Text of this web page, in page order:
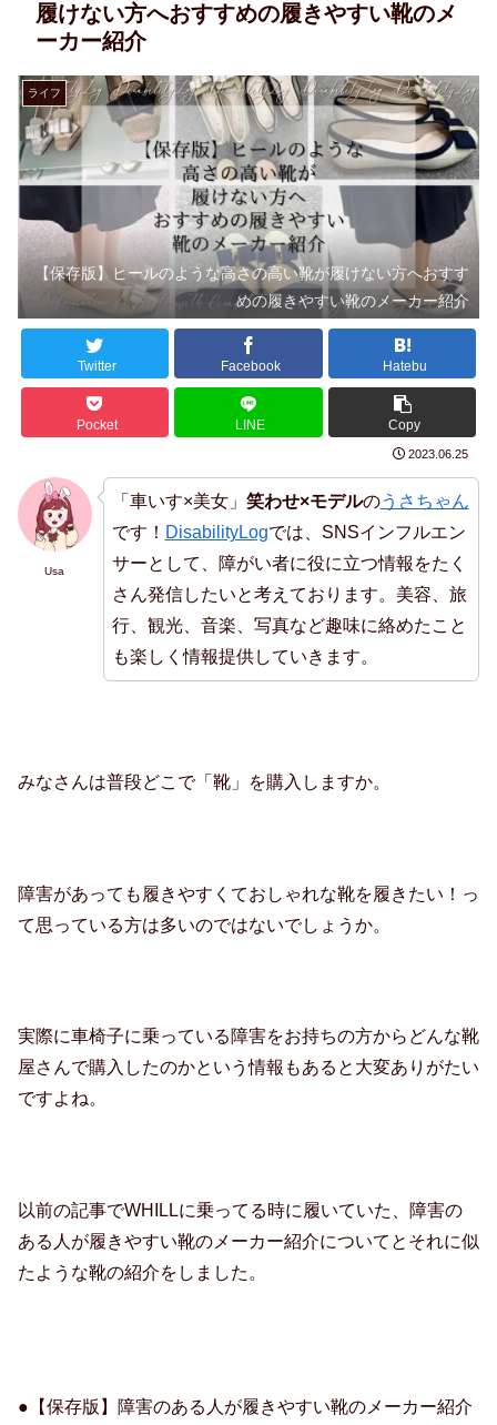
履けない方へおすすめの履きやすい靴のメ
ーカー紹介
ライフ
【保存版】ヒールのような高さの高い靴が履けない方へおすす
めの履きやすい靴のメーカー紹介
Twitter Facebook Hatebu
Pocket LINE Copy
2023.06.25
Usa
「車いす×美女」 笑わせ×モデルのうさちゃん
です！ DisabilityLogでは、SNSインフルエン
サーとして、障がい者に役に立つ情報をたく
さん発信したいと考えております。美容、旅
行、観光、音楽、写真など趣味に絡めたこと
も楽しく情報提供していきます。
みなさんは普段どこで「靴」を購入しますか。
障害があっても履きやすくておしゃれな靴を履きたい！っ
て思っている方は多いのではないでしょうか。
実際に車椅子に乗っている障害をお持ちの方からどんな靴
屋さんで購入したのかという情報もあると大変ありがたい
ですよね。
以前の記事でWHILLに乗ってる時に履いていた、障害の
ある人が履きやすい靴のメーカー紹介についてとそれに似
たような靴の紹介をしました。
●【保存版】障害のある人が履きやすい靴のメーカー紹介